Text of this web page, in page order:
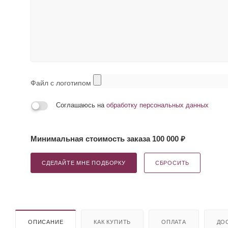
Файл с логотипом
Соглашаюсь на обработку персональных данных
Минимальная стоимость заказа 100 000 ₽
СДЕЛАЙТЕ МНЕ ПОДБОРКУ СБРОСИТЬ
ОПИСАНИЕ КАК КУПИТЬ ОПЛАТА